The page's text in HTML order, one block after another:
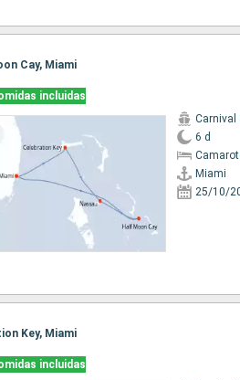
Cay, Miami
incluidas
Carnival
6 d
Miami
25/10/
Key, Miami
incluidas